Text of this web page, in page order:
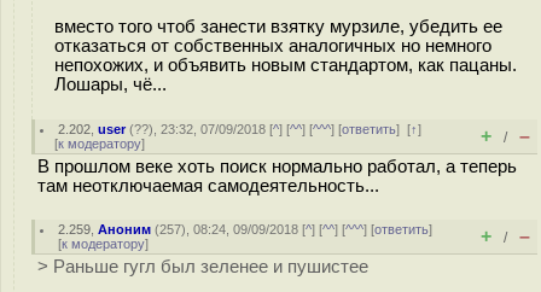
вместо того чтоб занести взятку мурзиле, убедить ее
отказаться от собственных аналогичных но немного
непохожих, и объявить новым стандартом, как пацаны.
Лошары, чё...
2.202 ,user(??), 23:32, 07/09/2018 [^] [^^] [^^^] [ответить][↑]
[к модератору] + / –
В прошлом веке хоть поиск нормально работал, а теперь
там неотключаемая самодеятельность...
2.259 ,Аноним (257), 08:24, 09/09/2018 [^] [^^] [^^^] [ответить]
[к модератору] + / –
> Раньше гугл был зеленее и пушистее